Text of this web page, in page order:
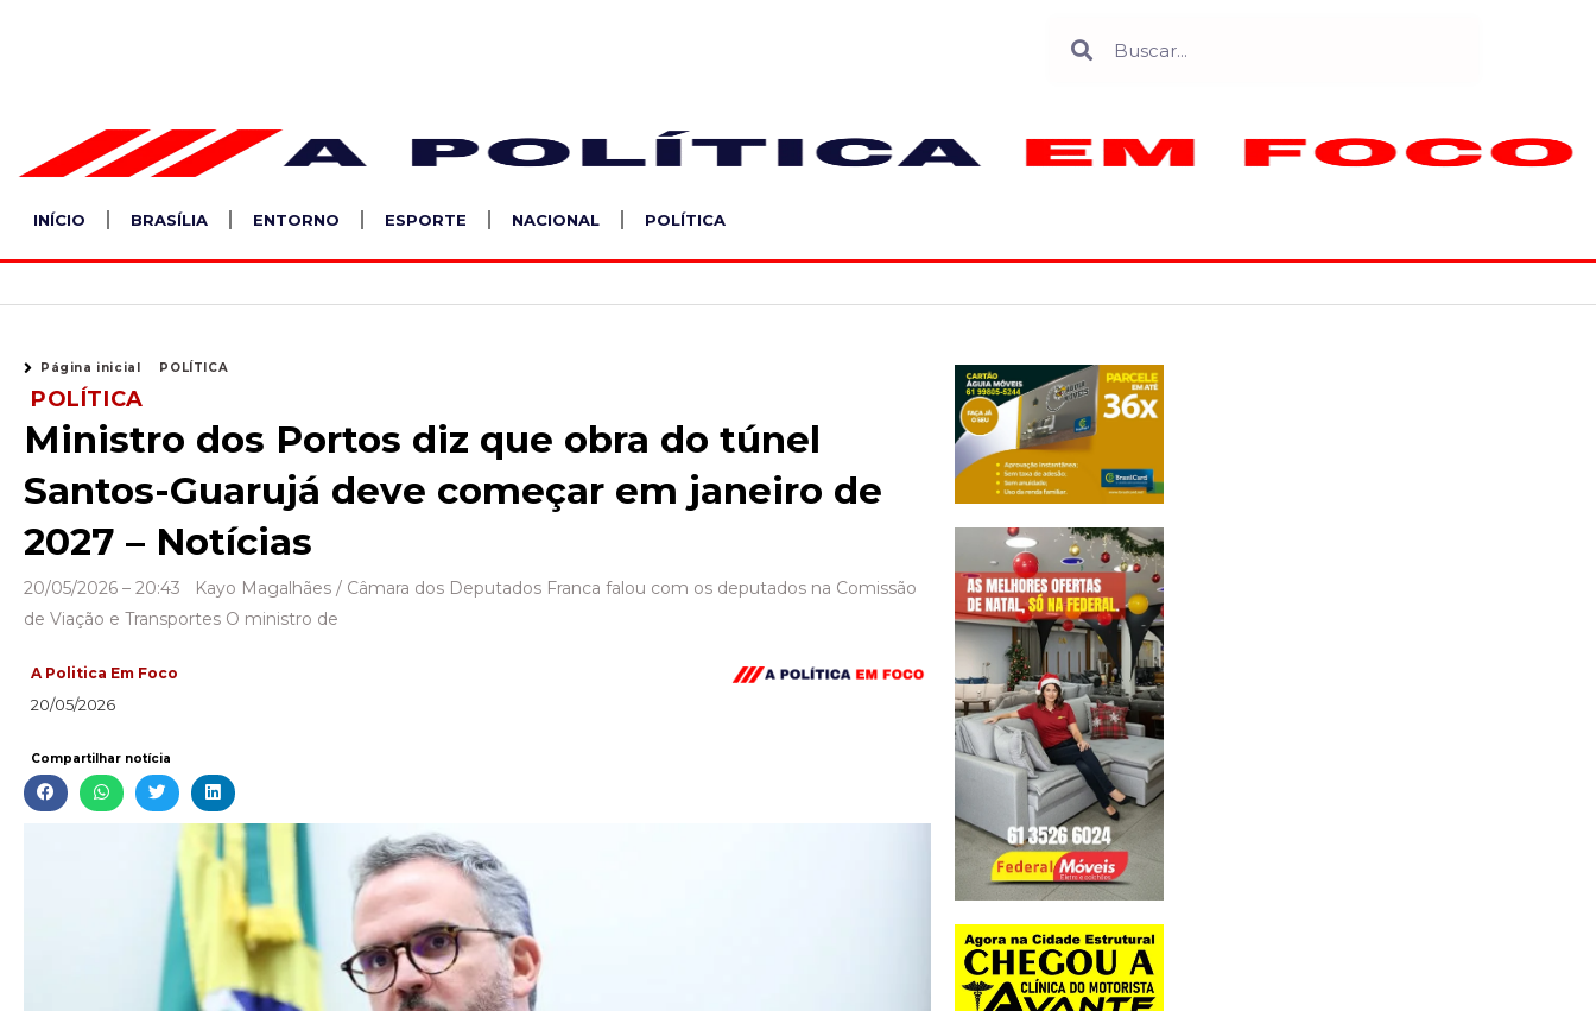
INÍCIO BRASÍLIA ENTORNO ESPORTE NACIONAL POLÍTICA
Página inicial POLÍTICA
POLÍTICA
Ministro dos Portos diz que obra do túnel
Santos-Guarujá deve começar em janeiro de
2027 – Notícias
20/05/2026 – 20:43 Kayo Magalhães / Câmara dos Deputados Franca falou com os deputados na Comissão
de Viação e Transportes O ministro de
A Politica Em Foco
20/05/2026
Compartilhar notícia